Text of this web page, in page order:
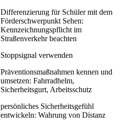
Differenzierung für Schüler mit dem
Förderschwerpunkt Sehen:
Kennzeichnungspflicht im
Straßenverkehr beachten
Stoppsignal verwenden
Präventionsmaßnahmen kennen und
umsetzen: Fahrradhelm,
Sicherheitsgurt, Arbeitsschutz
persönliches Sicherheitsgefühl
entwickeln: Wahrung von Distanz